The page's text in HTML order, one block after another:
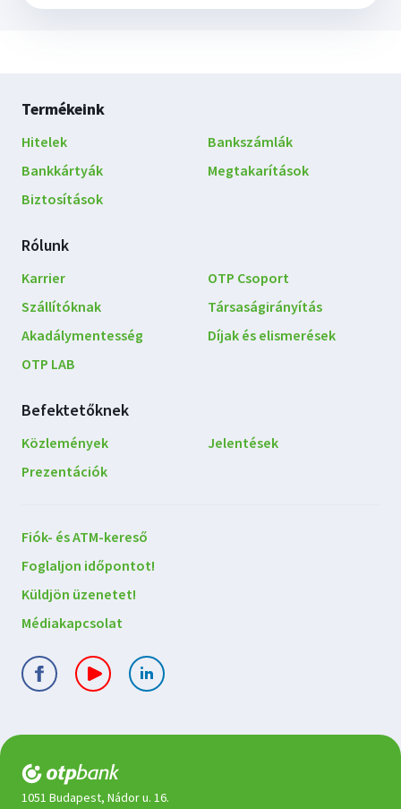
Lábléc
navigáció
Termékeink
Hitelek
Bankszámlák
Bankkártyák
Megtakarítások
Biztosítások
Rólunk
Karrier
Szállítóknak
Akadálymentesség
OTP LAB
OTP Csoport
Társaságirányítás
Díjak és elismerések
Befektetőknek
Közlemények
Jelentések
Prezentációk
Lépjen
kapcsolatba
velünk
Fiók- és ATM-kereső
Foglaljon időpontot!
Küldjön üzenetet!
Médiakapcsolat
1051 Budapest, Nádor u. 16.